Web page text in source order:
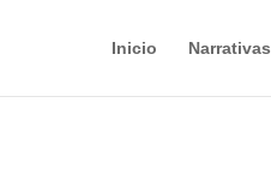
Inicio Narrativas